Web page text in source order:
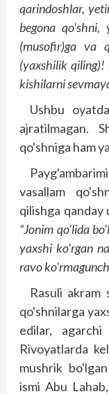
qarindoshlar,
begona qo'shni,
(musofir)ga va
(yaxshilik
kishilarni
Ushbu
ajratilmagan.
qo'shniga ham
vasallam
qilishga qanday
“Jonim qo'lida
yaxshi ko'rgan
ravo
Rasuli akram
qo'shnilarga
edilar,
Rivoyatlarda
mushrik
ismi Abu